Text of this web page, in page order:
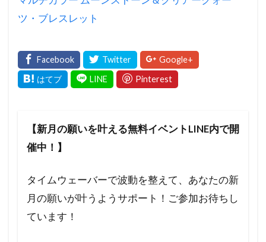
ツ・ブレスレット
【新月の願いを叶える無料イベントLINE内で開
催中！】
タイムウェーバーで波動を整えて、あなたの新
月の願いが叶うようサポート！ご参加お待ちし
ています！